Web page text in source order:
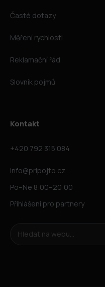
Časté dotazy
Měření rychlosti
Reklamační řád
Slovník pojmů
Kontakt
+420 792 315 084
info@pripojto.cz
Po–Ne 8:00–20:00
Přihlášení pro partnery
Hledat na webu